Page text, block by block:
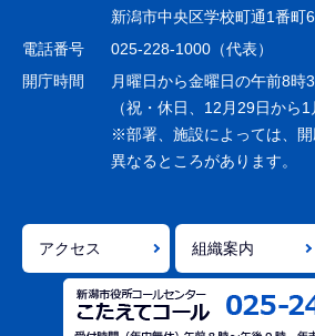
シ
ョ
で
新潟市中央区学校町通1番町
電話番号
025-228-1000（代表）
開庁時間
月曜日から金曜日の午前8時
（祝・休日、12月29日から1
※部署、施設によっては、
異なるところがあります。
アクセス 組織案内